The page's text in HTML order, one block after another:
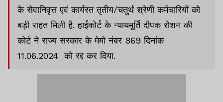
के सेवानिवृत्त एवं कार्यरत तृतीय/चतुर्थ श्रेणी कर्मचारियों को
बड़ी राहत मिली है. हाईकोर्ट के न्यायमूर्ति दीपक रोशन की
कोर्ट ने राज्य सरकार के मेमो नंबर 869 दिनांक
11.06.2024 को रद्द कर दिया.